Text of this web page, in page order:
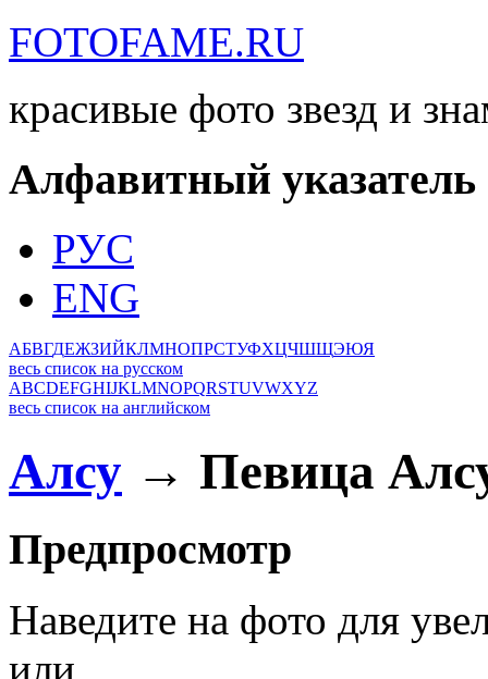
FOTOFAME.RU
красивые фото звезд и
Алфавитный указатель
РУС
ENG
АБВГДЕЖЗИЙКЛМНОПРСТУФХЦЧШЩЭЮЯ
весь список на русском
ABCDEFGHIJKLMNOPQRSTUVWXYZ
весь список на английском
Алсу → Певица
Предпросмотр
Наведите на фото для
или